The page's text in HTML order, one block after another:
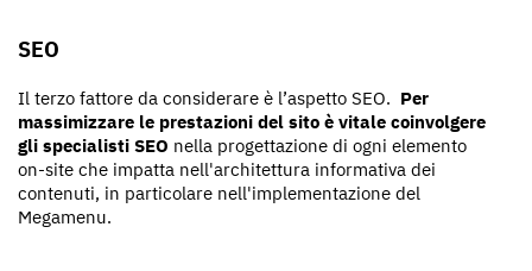
SEO
Il terzo fattore da considerare è l’aspetto SEO. Per
massimizzare le prestazioni del sito è vitale coinvolgere
gli specialisti SEO nella progettazione di ogni elemento
on-site che impatta nell'architettura informativa dei
contenuti, in particolare nell'implementazione del
Megamenu.